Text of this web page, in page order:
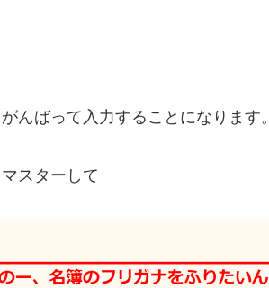
んばって入力することになります。
スターして